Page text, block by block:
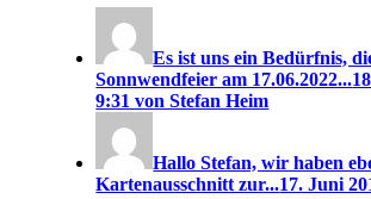
Es ist uns ein Bedürfnis,
Sonnwendfeier am 17.06.2022...
9:31 von Stefan Heim
Hallo Stefan, wir haben
Kartenausschnitt zur...17. Juni